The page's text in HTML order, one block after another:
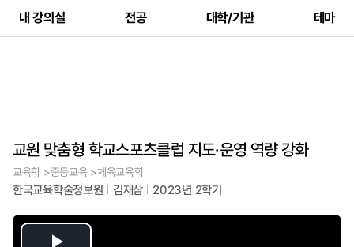
내 강의실 전공 대학/기관 테마
교원 맞춤형 학교스포츠클럽 지도·운영 역량 강화
교육학 >중등교육 >체육교육학
한국교육학술정보원 김재삼 2023년 2학기